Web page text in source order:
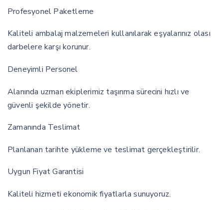
Profesyonel Paketleme
Kaliteli ambalaj malzemeleri kullanılarak eşyalarınız olası
darbelere karşı korunur.
Deneyimli Personel
Alanında uzman ekiplerimiz taşınma sürecini hızlı ve
güvenli şekilde yönetir.
Zamanında Teslimat
Planlanan tarihte yükleme ve teslimat gerçekleştirilir.
Uygun Fiyat Garantisi
Kaliteli hizmeti ekonomik fiyatlarla sunuyoruz.